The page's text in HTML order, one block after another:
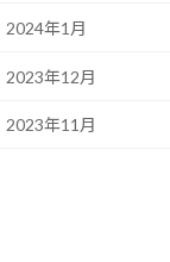
2024年1月
2023年12月
2023年11月